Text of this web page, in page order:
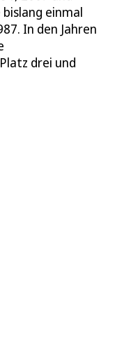
einmal
In den Jahren
drei und